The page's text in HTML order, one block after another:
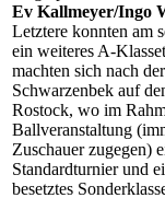
Ev Kallmeyer/Ingo
Letztere konnten am
ein weiteres A-
machten sich nach
Schwarzenbek auf
Rostock, wo im
Ballveranstaltung
Zuschauer zugegen)
Standardturnier und
besetztes